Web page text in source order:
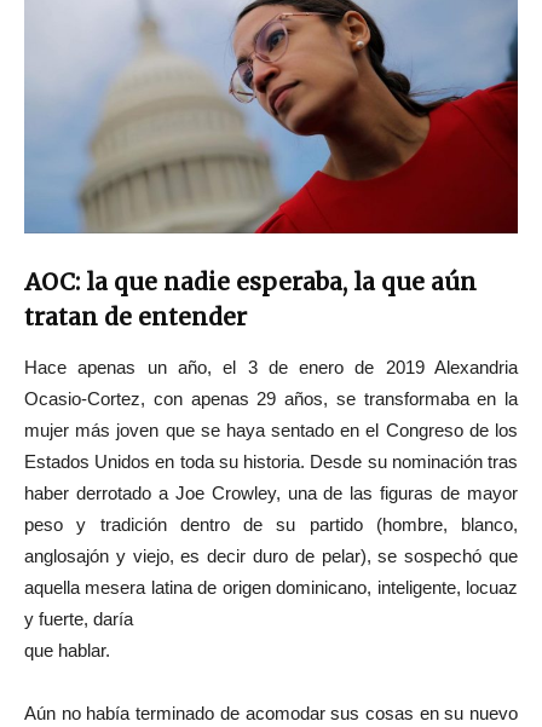
AOC: la que nadie esperaba, la que aún
tratan de entender
Hace apenas un año, el 3 de enero de 2019 Alexandria
Ocasio-Cortez, con apenas 29 años, se transformaba en la
mujer más joven que se haya sentado en el Congreso de los
Estados Unidos en toda su historia. Desde su nominación tras
haber derrotado a Joe Crowley, una de las figuras de mayor
peso y tradición dentro de su partido (hombre, blanco,
anglosajón y viejo, es decir duro de pelar), se sospechó que
aquella mesera latina de origen dominicano, inteligente, locuaz
y fuerte, daría
que hablar.
Aún no había terminado de acomodar sus cosas en su nuevo